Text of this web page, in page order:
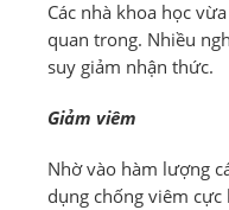
Các nhà khoa học
quan trong. Nhiều
suy giảm nhận thức.
Giảm viêm
Nhờ vào hàm lượng
dụng chống viêm cực